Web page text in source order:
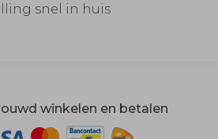
snel in huis
winkelen en betalen